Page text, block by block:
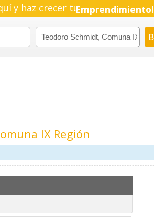
y haz crecer tuEmprendimiento!
IX Región